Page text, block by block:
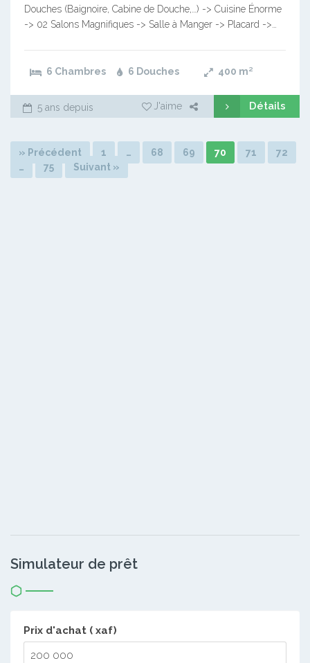
Douches (Baignoire, Cabine de Douche,…) -> Cuisine Énorme
-> 02 Salons Magnifiques -> Salle à Manger -> Placard ->…
6 Chambres 6 Douches 400 m²
5 ans depuis J'aime Détails
» Précédent 1 … 68 69 70 71
72
…
75 Suivant »
Simulateur de prêt
Prix d'achat ( xaf)